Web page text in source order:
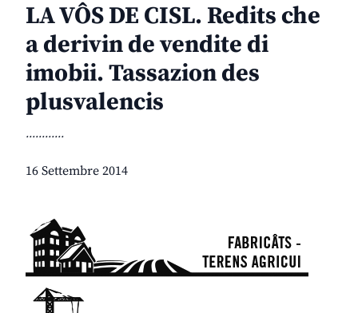
LA VÔS DE CISL. Redits che
a derivin de vendite di
imobii. Tassazion des
plusvalencis
............
16 Settembre 2014